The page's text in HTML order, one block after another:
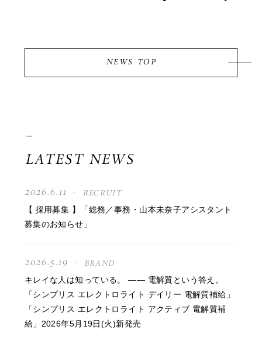
NEWS TOP
LATEST NEWS
2026.6.11 RECRUIT
【 採用募集 】「総務／事務・山本未奈子アシスタント
募集のお知らせ」
2026.5.19 BRAND
キレイな人は知っている。 —— 電解質という答え。
「シンプリス エレクトロライト デイリー 電解質補給」
「シンプリス エレクトロライト アクティブ 電解質補
給」2026年5月19日(火)新発売